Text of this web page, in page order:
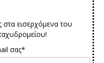
στα εισερχόμενα του
σας*